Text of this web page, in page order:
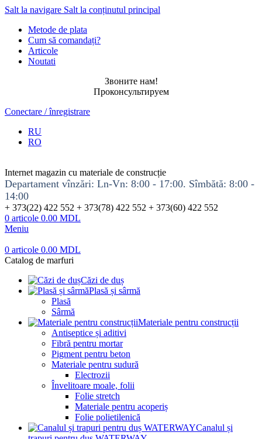
Salt la navigare Salt la conținutul principal
Metode de plata
Cum să comandați?
Articole
Noutati
Звоните нам!
Проконсультируем
Conectare / înregistrare
RU
RO
Internet magazin cu materiale de construcție
Departament vînzări: Ln-Vn: 8:00 - 17:00. Sîmbătă: 8:00 -
14:00
+ 373(22) 422 552 + 373(78) 422 552 + 373(60) 422 552
0 articole 0.00 MDL
Meniu
0 articole 0.00 MDL
Catalog de marfuri
Căzi de duș
Plasă și sârmă
Plasă
Sârmă
Materiale pentru construcții
Antiseptice și aditivi
Fibră pentru mortar
Pigment pentru beton
Materiale pentru sudură
Electrozii
Învelitoare moale, folii
Folie stretch
Materiale pentru acoperiș
Folie polietilenică
Canalul și